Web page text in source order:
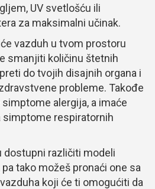
UV svetlošću ili
za maksimalni učinak.
vazduh u tvom prostoru
smanjiti količinu štetnih
do tvojih disajnih organa i
probleme. Takođe
alergija, a imaće
simptome respiratornih
dostupni različiti modeli
tako možeš pronaći one sa
koji će ti omogućiti da